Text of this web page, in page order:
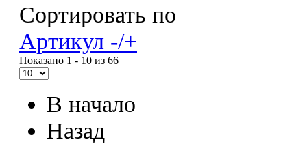
Сортировать по
Артикул -/+
Показано 1 - 10 из 66
В начало
Назад